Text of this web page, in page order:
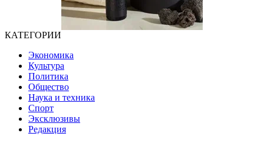
КАТЕГОРИИ
Экономика
Культура
Политика
Общество
Наука и техника
Спорт
Эксклюзивы
Редакция